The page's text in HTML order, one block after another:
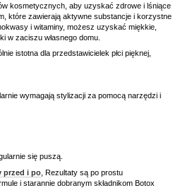
kosmetycznych, aby uzyskać zdrowe i lśniące
które zawierają aktywne substancje i korzystne
i witaminy, możesz uzyskać miękkie,
w zaciszu własnego domu.
istotna dla przedstawicielek płci pięknej,
wymagają stylizacji za pomocą narzędzi i
się puszą.
przed i po , Rezultaty są po prostu
i starannie dobranym składnikom Botox